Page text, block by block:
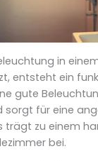
in
entsteht ein
gute
sorgt für eine
trägt zu einem
bei.